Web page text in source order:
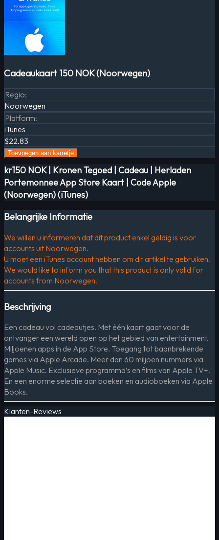
Cadeaukaart 150 NOK (Noorwegen)
Regio:
Noorwegen
Platform:
iTunes
$22.83
Toevoegen aan karretje
kr150 NOK | Kronen Tegoed | Cadeau | Herladen
Portemonnee App Store Kaart | Code Apple
(Noorwegen) (iTunes)
Belangrijke Informatie
We willen u informeren dat dit product enkel geldig is voor
accounts uit Noorwegen.
U moet een iTunes account hebben om dit artikel te gebruiken.
We would like to inform you that this product is only valid for
accounts from Noorwegen.
Beschrijving
Een cadeau vol cadeautjes. Met één kaart gaat voor de
ontvanger een wereld open op het gebied van entertainment.
Miljoenen apps in de App Store. Toegang tot baanbrekende
games via Apple Arcade. Meer dan 60 miljoen nummers via
Apple Music. Exclusieve programma’s en films van Apple TV+.
En een enorme selectie aan boeken en audioboeken via Apple
Books.
Klanten-Reviews